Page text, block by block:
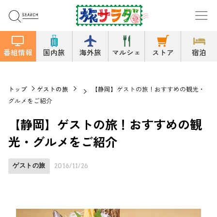
番組情報 国内旅 海外旅 マルシェ ストア 宿泊
トップ ゲストの旅
【静岡】ゲストの旅！おすすめの観光・
グルメをご紹介
【静岡】ゲストの旅！おすすめの観
光・グルメをご紹介
ゲストの旅 2016/11/26